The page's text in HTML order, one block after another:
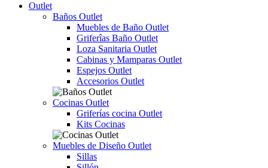
Outlet
Baños Outlet
Muebles de Baño Outlet
Griferîas Baño Outlet
Loza Sanitaria Outlet
Cabinas y Mamparas Outlet
Espejos Outlet
Accesorios Outlet
Cocinas Outlet
Griferías cocina Outlet
Kits Cocinas
Muebles de Diseño Outlet
Sillas